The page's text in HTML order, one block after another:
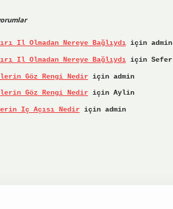
Il Olmadan Nereye Bağlıydıiçin admin
Il Olmadan Nereye Bağlıydıiçin Sefer
Göz Rengi Nediriçin admin
Göz Rengi Nediriçin Aylin
Iç Açısı Nediriçin admin